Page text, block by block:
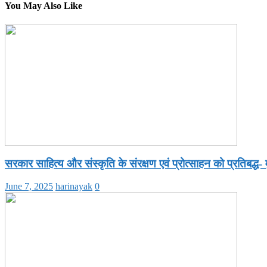
You May Also Like
सरकार साहित्य और संस्कृति के संरक्षण एवं प्रोत्साहन को प्रतिबद्ध-
June 7, 2025 harinayak 0